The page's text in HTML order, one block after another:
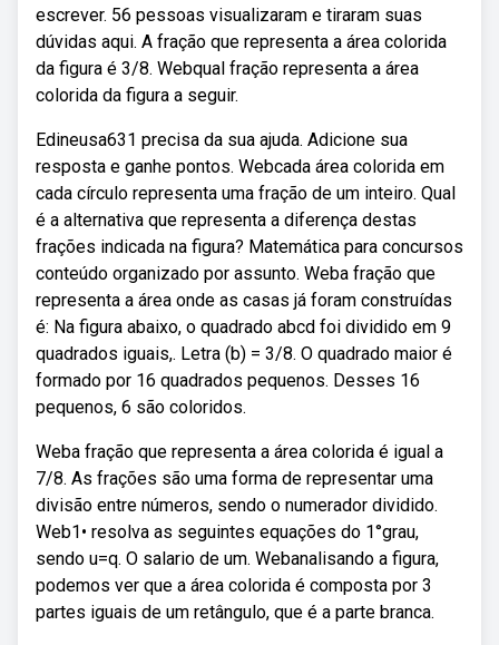
escrever. 56 pessoas visualizaram e tiraram suas
dúvidas aqui. A fração que representa a área colorida
da figura é 3/8. Webqual fração representa a área
colorida da figura a seguir.
Edineusa631 precisa da sua ajuda. Adicione sua
resposta e ganhe pontos. Webcada área colorida em
cada círculo representa uma fração de um inteiro. Qual
é a alternativa que representa a diferença destas
frações indicada na figura? Matemática para concursos
conteúdo organizado por assunto. Weba fração que
representa a área onde as casas já foram construídas
é: Na figura abaixo, o quadrado abcd foi dividido em 9
quadrados iguais,. Letra (b) = 3/8. O quadrado maior é
formado por 16 quadrados pequenos. Desses 16
pequenos, 6 são coloridos.
Weba fração que representa a área colorida é igual a
7/8. As frações são uma forma de representar uma
divisão entre números, sendo o numerador dividido.
Web1• resolva as seguintes equações do 1°grau,
sendo u=q. O salario de um. Webanalisando a figura,
podemos ver que a área colorida é composta por 3
partes iguais de um retângulo, que é a parte branca.